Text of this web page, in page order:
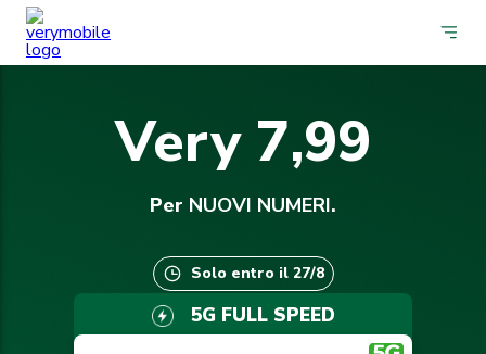
5G FULL SPEED
Very 7,99
Per NUOVI NUMERI.
Solo entro il 27/8